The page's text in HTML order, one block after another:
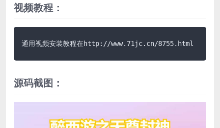
视频教程：
通用视频安装教程在http://www.71jc.cn/8755.html
源码截图：